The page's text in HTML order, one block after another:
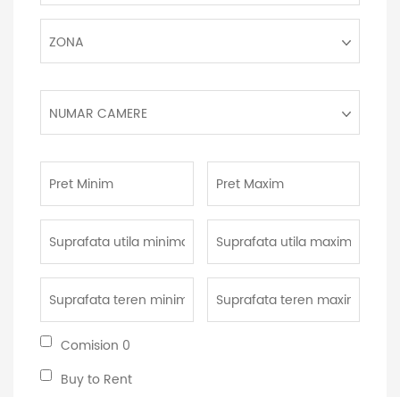
ZONA
camere:
NUMAR CAMERE
Minim:
Maxim:
utila
minima:
utila
maxima:
teren
minima:
teren
maxima:
Comision
Comision 0
Buy
Buy to Rent